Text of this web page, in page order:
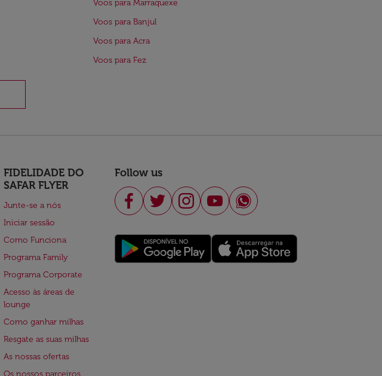
Voos para Marraquexe
Voos para Banjul
Voos para Acra
Voos para Fez
FIDELIDADE DO
SAFAR FLYER
Junte-se a nós
Iniciar sessão
Como Funciona
Programa Family
Programa Corporate
Acesso às áreas de
lounge
Como ganhar milhas
Resgate as suas milhas
As nossas ofertas
Os nossos parceiros
Follow us